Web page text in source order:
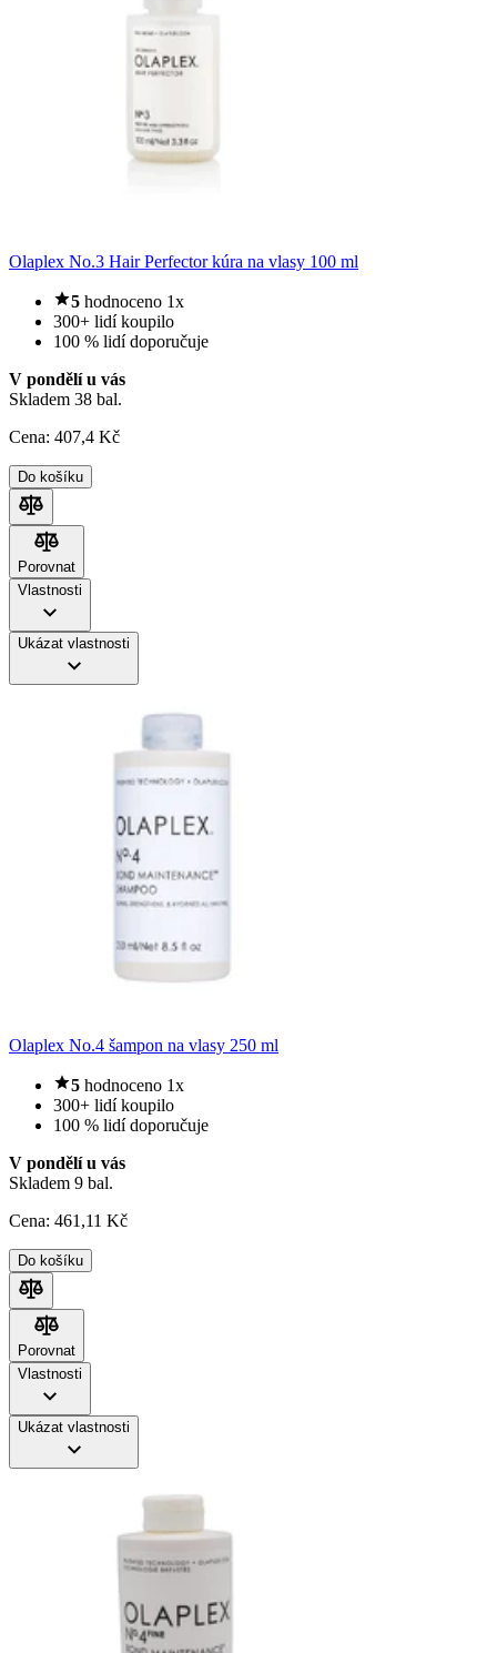
Olaplex No.3 Hair Perfector kúra na vlasy 100 ml
5 hodnoceno 1x
300+ lidí koupilo
100 % lidí doporučuje
V pondělí u vás
Skladem 38 bal.
Cena: 407,4 Kč
Do košíku
Porovnat
Porovnat
Vlastnosti
Ukázat vlastnosti
Olaplex No.4 šampon na vlasy 250 ml
5 hodnoceno 1x
300+ lidí koupilo
100 % lidí doporučuje
V pondělí u vás
Skladem 9 bal.
Cena: 461 ,11 Kč
Do košíku
Porovnat
Porovnat
Vlastnosti
Ukázat vlastnosti